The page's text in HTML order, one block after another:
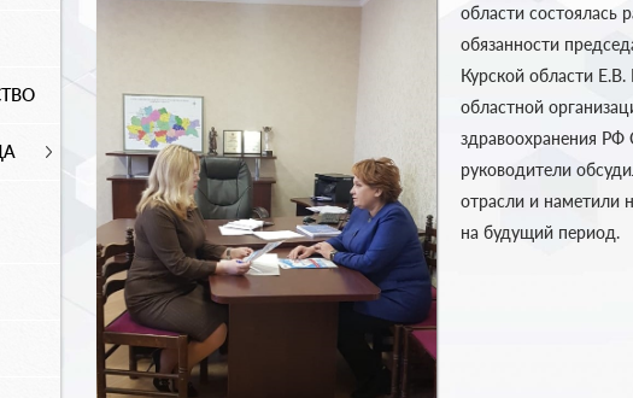
области состоялась
обязанности
Курской области
областной
здравоохранения РФ
руководители
отрасли и наметили
на будущий период.